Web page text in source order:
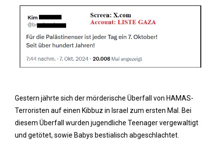
Gestern jährte sich der mörderische Überfall von HAMAS-
Terroristen auf einen Kibbuz in Israel zum ersten Mal. Bei
diesem Überfall wurden jugendliche Teenager vergewaltigt
und getötet, sowie Babys bestialisch abgeschlachtet.